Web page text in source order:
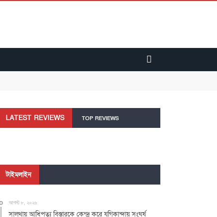
LATEST REVIEWS TOP REVIEWS
টাইমলাইন
আগস্ট ৮, ২০২৬
সালথায় আধিপত্য বিস্তারকে কেন্দ্র করে যুগিকান্দায় সংঘর্ষ